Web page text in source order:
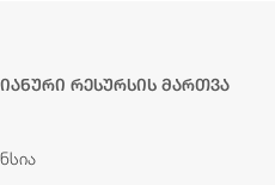
რესურსის მართვა